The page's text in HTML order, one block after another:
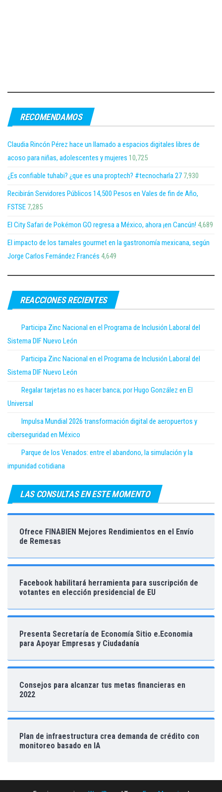
RECOMENDAMOS
Claudia Rincón Pérez hace un llamado a espacios digitales libres de
acoso para niñas, adolescentes y mujeres 10,725
¿Es confiable tuhabi? ¿que es una proptech? #tecnocharla 27 7,930
Recibirán Servidores Públicos 14,500 Pesos en Vales de fin de Año,
FSTSE 7,285
El City Safari de Pokémon GO regresa a México, ahora ¡en Cancún! 4,689
El impacto de los tamales gourmet en la gastronomía mexicana, según
Jorge Carlos Fernández Francés 4,649
REACCIONES RECIENTES
Participa Zinc Nacional en el Programa de Inclusión Laboral del
Sistema DIF Nuevo León
Participa Zinc Nacional en el Programa de Inclusión Laboral del
Sistema DIF Nuevo León
Regalar tarjetas no es hacer banca; por Hugo González en El
Universal
Impulsa Mundial 2026 transformación digital de aeropuertos y
ciberseguridad en México
Parque de los Venados: entre el abandono, la simulación y la
impunidad cotidiana
LAS CONSULTAS EN ESTE MOMENTO
Ofrece FINABIEN Mejores Rendimientos en el Envío
de Remesas
Facebook habilitará herramienta para suscripción de
votantes en elección presidencial de EU
Presenta Secretaría de Economía Sitio e.Economia
para Apoyar Empresas y Ciudadanía
Consejos para alcanzar tus metas financieras en
2022
Plan de infraestructura crea demanda de crédito con
monitoreo basado en IA